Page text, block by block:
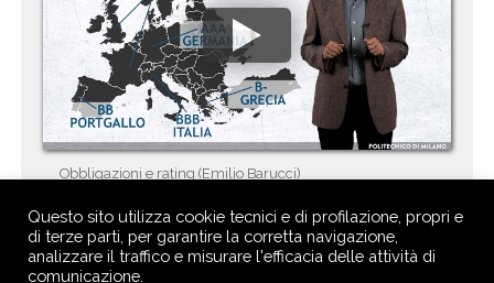
Obbligazioni e rating (Emilio Barucci)
Questo sito utilizza cookie tecnici e di profilazione, propri e
di terze parti, per garantire la corretta navigazione,
analizzare il traffico e misurare l'efficacia delle attività di
comunicazione.